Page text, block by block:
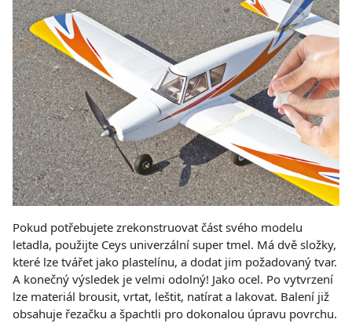
Pokud potřebujete zrekonstruovat část svého modelu
letadla, použijte Ceys univerzální super tmel. Má dvě složky,
které lze tvářet jako plastelínu, a dodat jim požadovaný tvar.
A konečný výsledek je velmi odolný! Jako ocel. Po vytvrzení
lze materiál brousit, vrtat, leštit, natírat a lakovat. Balení již
obsahuje řezačku a špachtli pro dokonalou úpravu povrchu.